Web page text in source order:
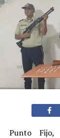
Punto Fijo,